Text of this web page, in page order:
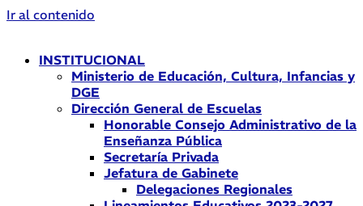
Ir al contenido
INSTITUCIONAL
Ministerio de Educación, Cultura, Infancias y
DGE
Dirección General de Escuelas
Honorable Consejo Administrativo de la
Enseñanza Pública
Secretaría Privada
Jefatura de Gabinete
Delegaciones Regionales